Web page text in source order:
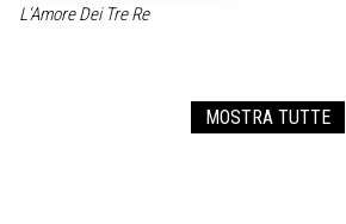
L‘Amore Dei Tre Re
MOSTRA TUTTE